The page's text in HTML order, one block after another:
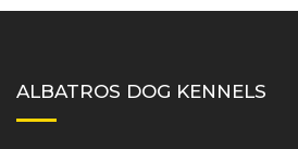
ALBATROS DOG KENNELS